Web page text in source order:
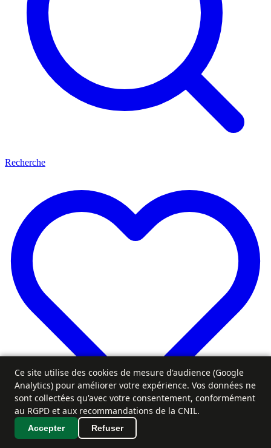
Recherche
Favoris
Ce site utilise des cookies de mesure d'audience (Google
Analytics) pour améliorer votre expérience. Vos données ne
sont collectées qu'avec votre consentement, conformément
au RGPD et aux recommandations de la CNIL.
Accepter Refuser